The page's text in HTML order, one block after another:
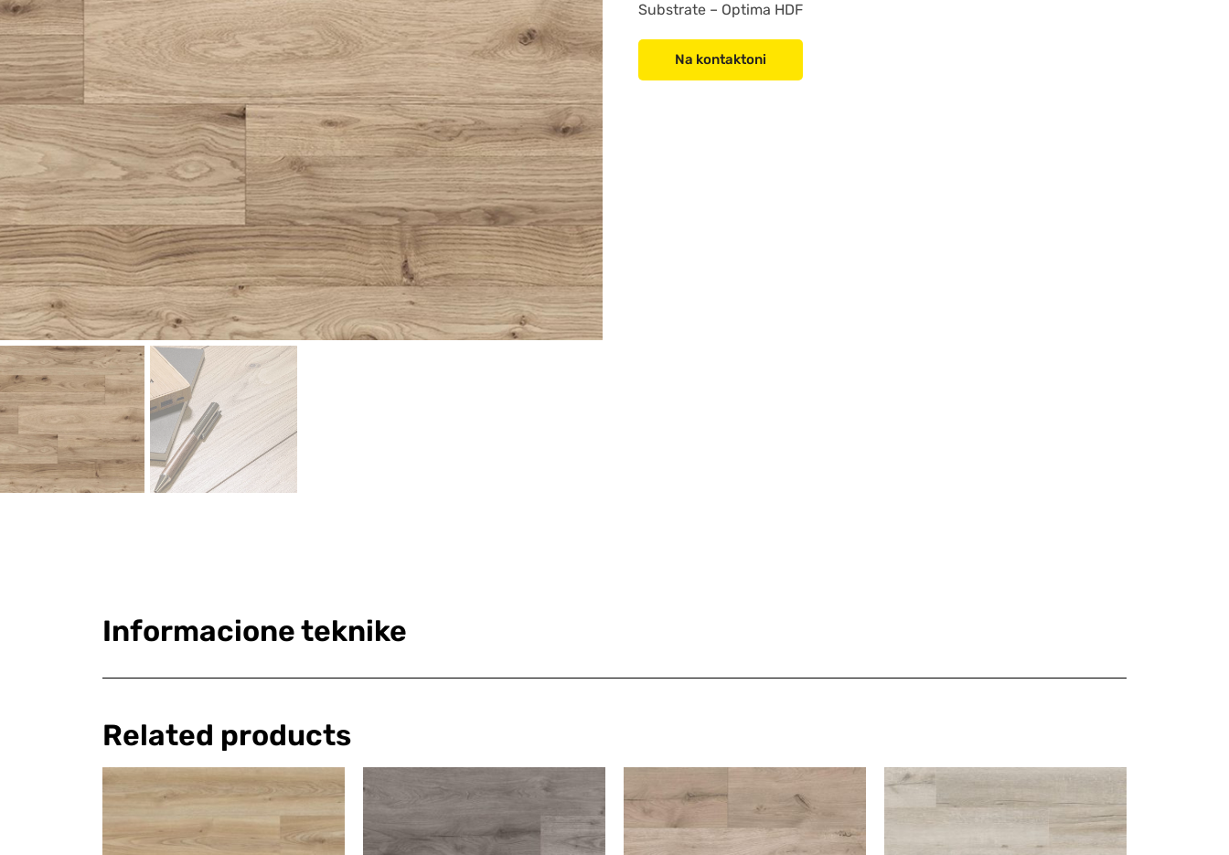
Substrate – Optima HDF
Na kontaktoni
Informacione teknike
Related products